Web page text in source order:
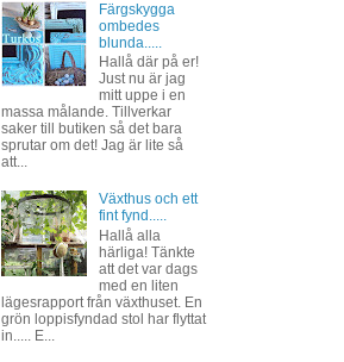
Färgskygga
ombedes
blunda.....
Hallå där på er!
Just nu är jag
mitt uppe i en
massa målande. Tillverkar
saker till butiken så det bara
sprutar om det! Jag är lite så
att...
Växthus och ett
fint fynd.....
Hallå alla
härliga! Tänkte
att det var dags
med en liten
lägesrapport från växthuset. En
grön loppisfyndad stol har flyttat
in..... E...